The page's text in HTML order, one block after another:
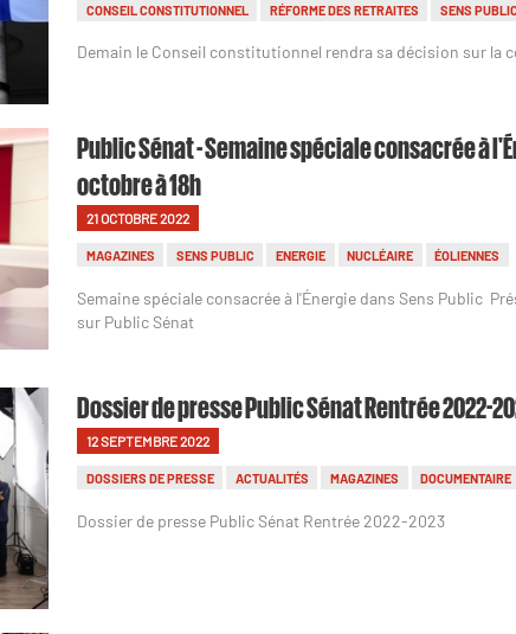
CONSEIL CONSTITUTIONNEL RÉFORME DES RETRAITES SENS
Demain le Conseil constitutionnel rendra sa décision sur
Public Sénat - Semaine spéciale consacrée à
octobre à 18h
21 OCTOBRE 2022
MAGAZINES SENS PUBLIC ENERGIE NUCLÉAIRE ÉOLIENNES
Semaine spéciale consacrée à l'Énergie dans Sens Public
sur Public Sénat
Dossier de presse Public Sénat Rentrée 2022-
12 SEPTEMBRE 2022
DOSSIERS DE PRESSE ACTUALITÉS MAGAZINES DOCUMENTAIRE
Dossier de presse Public Sénat Rentrée 2022-2023